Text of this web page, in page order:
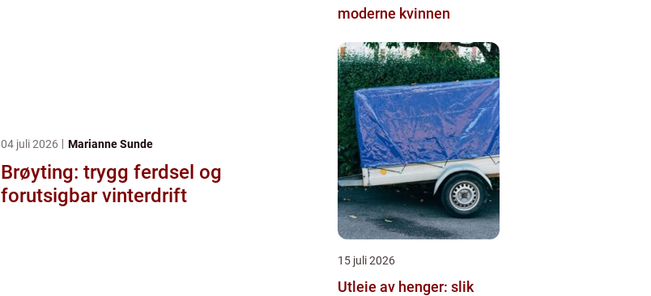
04 juli 2026 Marianne Sunde
Brøyting: trygg ferdsel og
forutsigbar vinterdrift
moderne kvinnen
15 juli 2026
Utleie av henger: slik